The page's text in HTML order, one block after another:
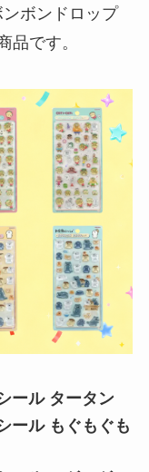
ボンドロップ
品です。
ール タータン
ール もぐもぐも